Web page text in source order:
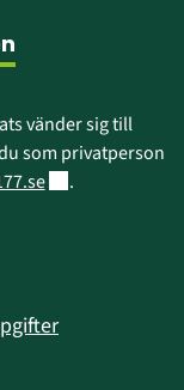
vänder sig till
som privatperson
Länk till annan
.